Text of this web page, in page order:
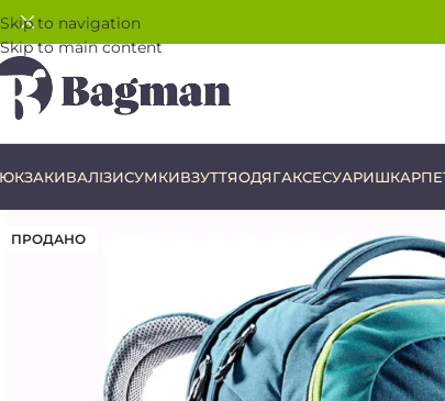
Skip to navigation
Skip to main content
ВАЛІЗИСУМКИВЗУТТЯОДЯГАКСЕСУАРИ
ПРОДАНО